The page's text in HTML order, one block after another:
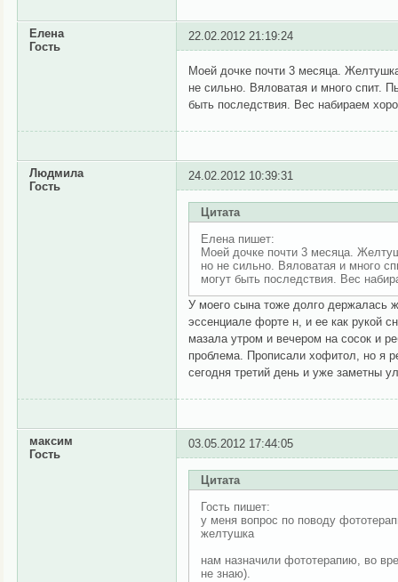
Елена
Гость
22.02.2012 21:19:24
Моей дочке почти 3 месяца.
не сильно. Вяловатая и много спит.
быть последствия. Вес набираем
Людмила
Гость
24.02.2012 10:39:31
Цитата
Елена пишет:
Моей дочке почти 3 месяца.
но не сильно. Вяловатая и много
могут быть последствия. Вес
У моего сына тоже долго держалась
эссенциале форте н, и ее как рукой
мазала утром и вечером на сосок и
проблема. Прописали хофитол, но я
сегодня третий день и уже заметны
максим
Гость
03.05.2012 17:44:05
Цитата
Гость пишет:
у меня вопрос по поводу
желтушка
нам назначили фототерапию, во
не знаю).